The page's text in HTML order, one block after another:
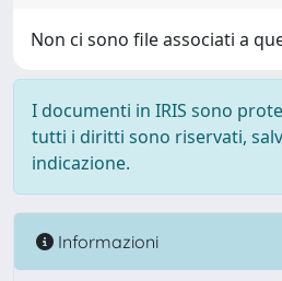
Non ci sono file associati a
I documenti in IRIS sono
tutti i diritti sono riservati,
indicazione.
Informazioni